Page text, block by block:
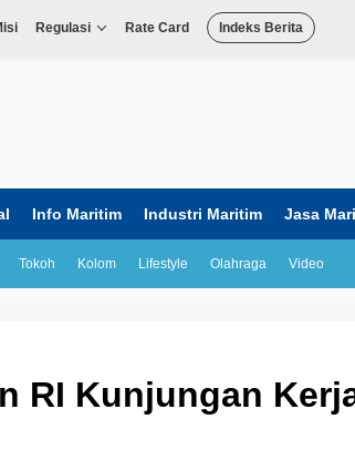
Regulasi Rate Card Indeks Berita
Info Maritim Industri Maritim Jasa
Tokoh Kolom Lifestyle Olahraga Video
RI Kunjungan